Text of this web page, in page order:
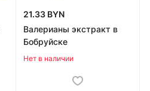
21.33 BYN
Валерианы экстракт в
Бобруйске
Нет в наличии